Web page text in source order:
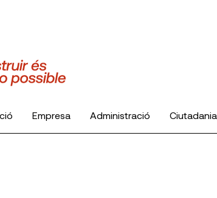
Empresa Administració Ciutadania